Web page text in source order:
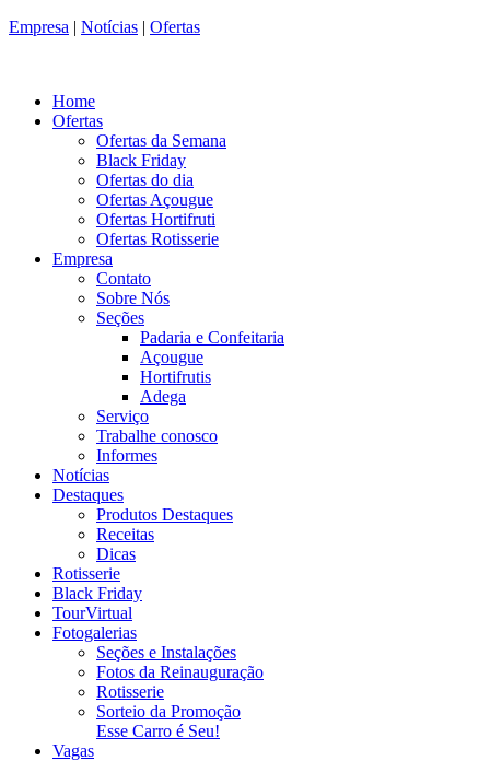
Empresa | Notícias | Ofertas
Home
Ofertas
Ofertas da Semana
Black Friday
Ofertas do dia
Ofertas Açougue
Ofertas Hortifruti
Ofertas Rotisserie
Empresa
Contato
Sobre Nós
Seções
Padaria e Confeitaria
Açougue
Hortifrutis
Adega
Serviço
Trabalhe conosco
Informes
Notícias
Destaques
Produtos Destaques
Receitas
Dicas
Rotisserie
Black Friday
TourVirtual
Fotogalerias
Seções e Instalações
Fotos da Reinauguração
Rotisserie
Sorteio da Promoção
Esse Carro é Seu!
Vagas